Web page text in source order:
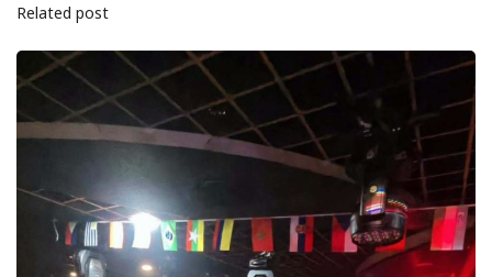
Related post